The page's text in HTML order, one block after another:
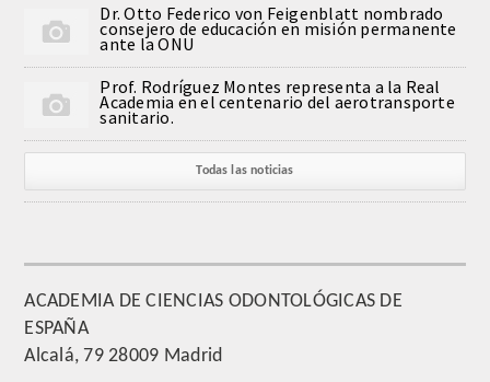
ORTOGNATIA
NÚMERO
Número de Medalla
SUPERNUMERARIOS
HONOR
Dr. Otto Federico von Feigenblatt nombrado
consejero de educación en misión permanente
ante la ONU
Prof. Rodríguez Montes representa a la Real
Academia en el centenario del aerotransporte
sanitario.
Todas las noticias
ACADEMIA DE CIENCIAS ODONTOLÓGICAS DE
ESPAÑA
Alcalá, 79 28009 Madrid